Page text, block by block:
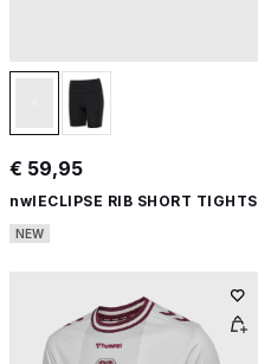
€ 59,95
nwlECLIPSE RIB SHORT TIGHTS
NEW